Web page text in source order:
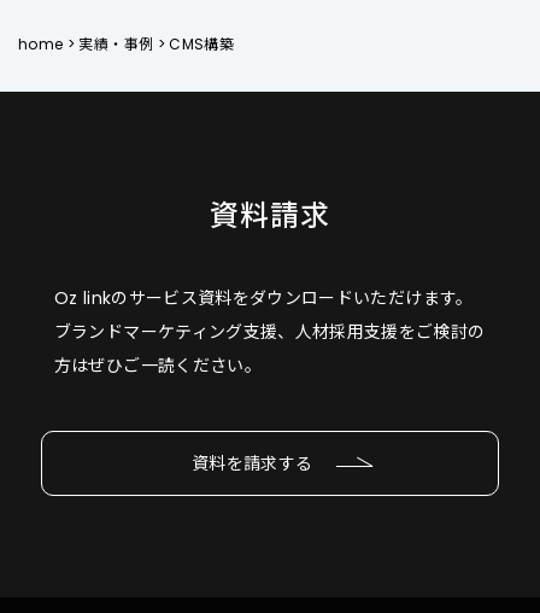
home > 実績・事例 >CMS構築
資料請求
Oz linkのサービス資料をダウンロードいただけます。
ブランドマーケティング支援、人材採用支援をご検討の
方はぜひご一読ください。
資料を請求する